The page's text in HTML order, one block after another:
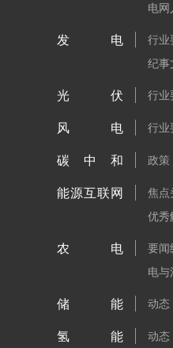
电网
发电 行业
纪事
光伏 行业
风电 行业
碳中和 政策
能源互联网 焦点
优秀
农电 要闻
电与
储能 动态
氢能 动态